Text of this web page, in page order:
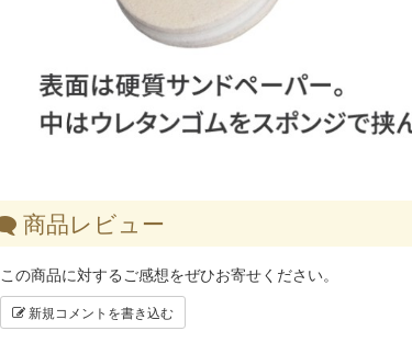
商品レビュー
この商品に対するご感想をぜひお寄せください。
新規コメントを書き込む